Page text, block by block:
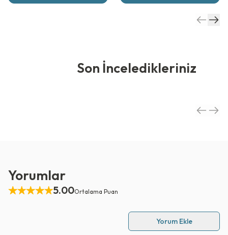
Son İnceledikleriniz
Yorumlar
5.00Ortalama Puan
Yorum Ekle